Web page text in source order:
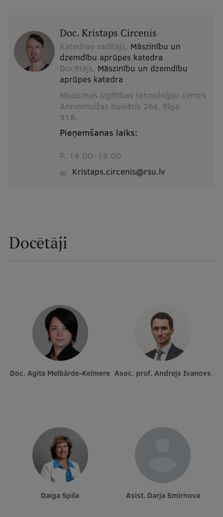
Doc. Kristaps Circenis
Katedras vadītājs, Māszinību un
dzemdību aprūpes katedra
Docētājs, Māszinību un dzemdību
aprūpes katedra
Medicīnas izglītības tehnoloģiju centrs
Anniņmuižas bulvāris 26a, Rīga
318.
Pieņemšanas laiks:
P. 14.00–16.00
kristaps.circenis@rsu.lv
Docētāji
Doc. Agita Melbārde-Kelmere Asoc. prof. Andrejs Ivanovs
Daiga Spila Asist. Darja Smirnova